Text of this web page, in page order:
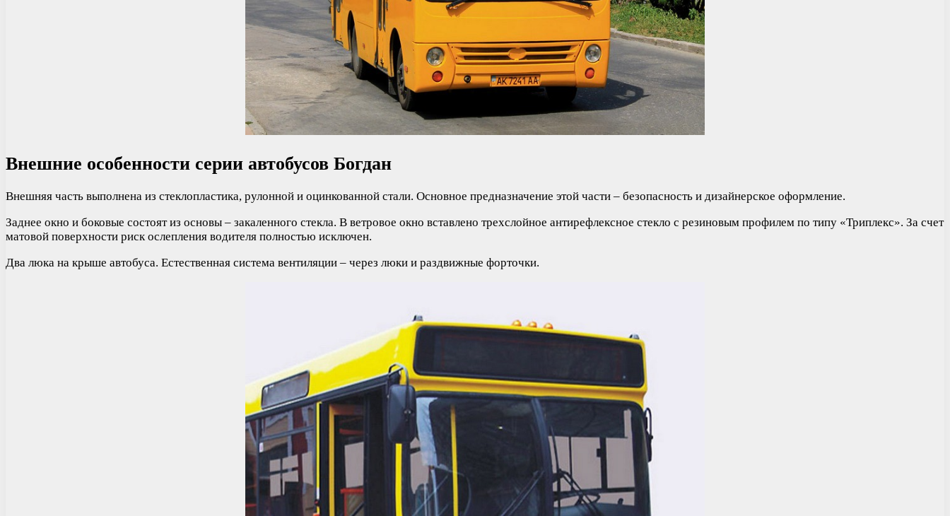
Внешние особенности серии автобусов Богдан
Внешняя часть выполнена из стеклопластика, рулонной и оцинкованной стали. Основное предназначение этой части – безопасность и дизайнерское оформление.
Заднее окно и боковые состоят из основы – закаленного стекла. В ветровое окно вставлено трехслойное антирефлексное стекло с резиновым профилем по типу «Триплекс». За счет
матовой поверхности риск ослепления водителя полностью исключен.
Два люка на крыше автобуса. Естественная система вентиляции – через люки и раздвижные форточки.